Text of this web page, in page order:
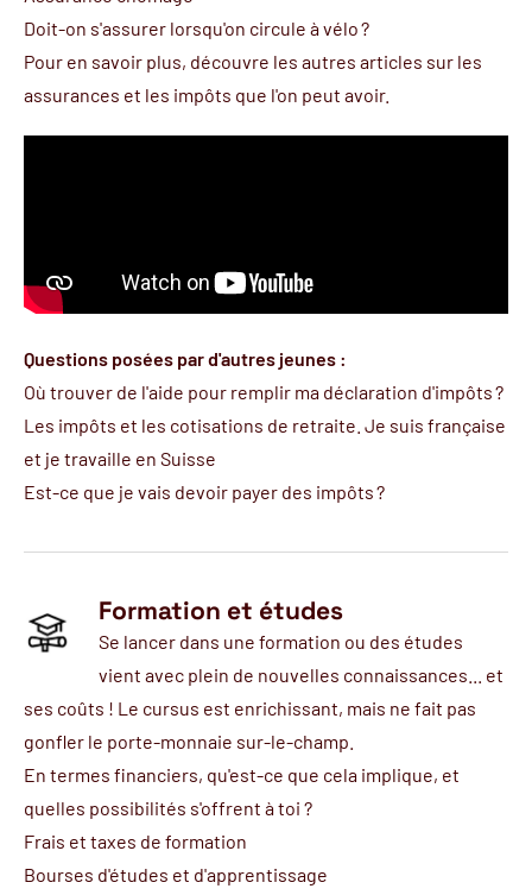
Doit-on s'assurer lorsqu'on circule à vélo ?
Pour en savoir plus, découvre les autres articles sur les
assurances et les impôts que l'on peut avoir.
Questions posées par d'autres jeunes :
Où trouver de l'aide pour remplir ma déclaration d'impôts ?
Les impôts et les cotisations de retraite. Je suis française
et je travaille en Suisse
Est-ce que je vais devoir payer des impôts ?
Formation et études
Se lancer dans une formation ou des études
vient avec plein de nouvelles connaissances... et
ses coûts ! Le cursus est enrichissant, mais ne fait pas
gonfler le porte-monnaie sur-le-champ.
En termes financiers, qu'est-ce que cela implique, et
quelles possibilités s'offrent à toi ?
Frais et taxes de formation
Bourses d'études et d'apprentissage